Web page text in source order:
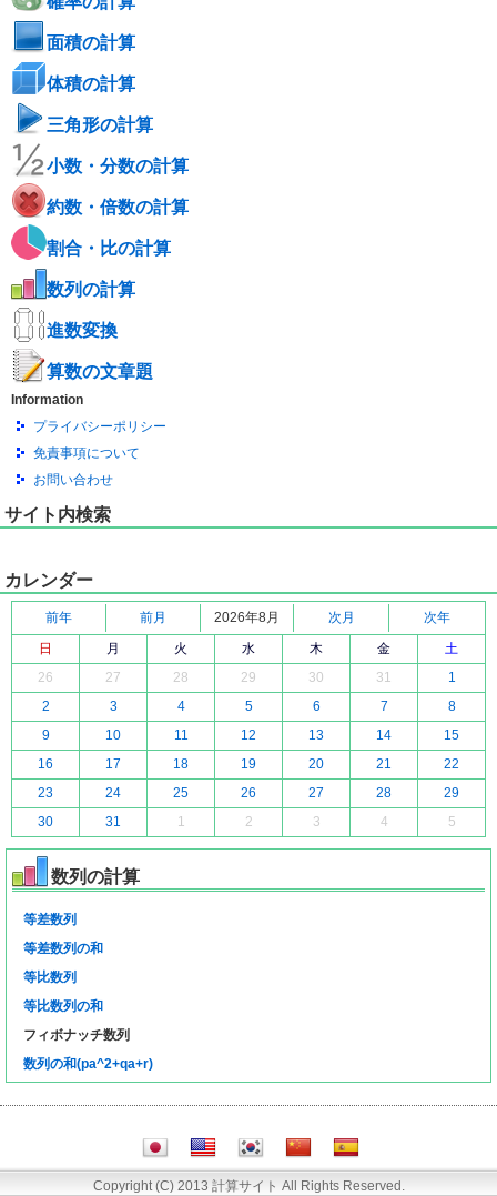
面積の計算
体積の計算
三角形の計算
小数・分数の計算
約数・倍数の計算
割合・比の計算
数列の計算
進数変換
算数の文章題
Information
プライバシーポリシー
免責事項について
お問い合わせ
サイト内検索
カレンダー
前年 前月 2026年8月 次月
次年
日
月 火 水 木 金
土
26
27 28 29 30 31
1
2
3 4 5 6 7
8
9
10 11 12 13 14
15
16
17 18 19 20 21
22
23
24 25 26 27 28
29
30
31 1 2 3 4 5
数列の計算
等差数列
等差数列の和
等比数列
等比数列の和
フィボナッチ数列
数列の和(pa^2+qa+r)
Copyright (C) 2013 計算サイト All Rights Reserved.